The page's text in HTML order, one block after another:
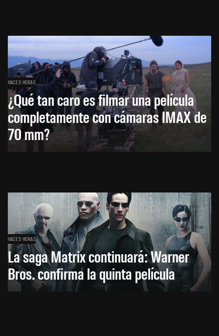
HACE 5 HORAS
¿Qué tan caro es filmar una película
completamente con cámaras IMAX de
70 mm?
HACE 5 HORAS
La saga Matrix continuará: Warner
Bros. confirma la quinta película